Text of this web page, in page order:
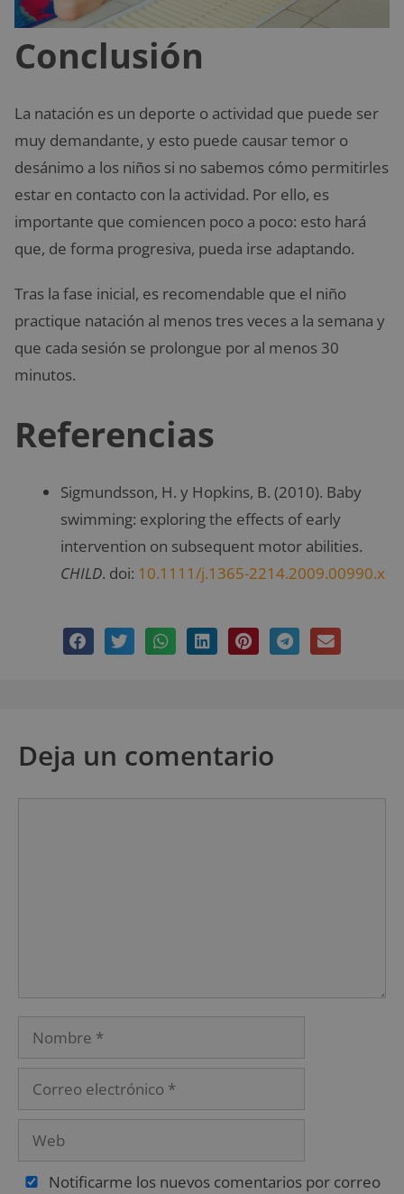
Conclusión
La natación es un deporte o actividad que puede ser
muy demandante, y esto puede causar temor o
desánimo a los niños si no sabemos cómo permitirles
estar en contacto con la actividad. Por ello, es
importante que comiencen poco a poco: esto hará
que, de forma progresiva, pueda irse adaptando.
Tras la fase inicial, es recomendable que el niño
practique natación al menos tres veces a la semana y
que cada sesión se prolongue por al menos 30
minutos.
Referencias
Sigmundsson, H. y Hopkins, B. (2010). Baby
swimming: exploring the effects of early
intervention on subsequent motor abilities.
CHILD. doi: 10.1111/j.1365-2214.2009.00990.x
Deja un comentario
Notificarme los nuevos comentarios por correo